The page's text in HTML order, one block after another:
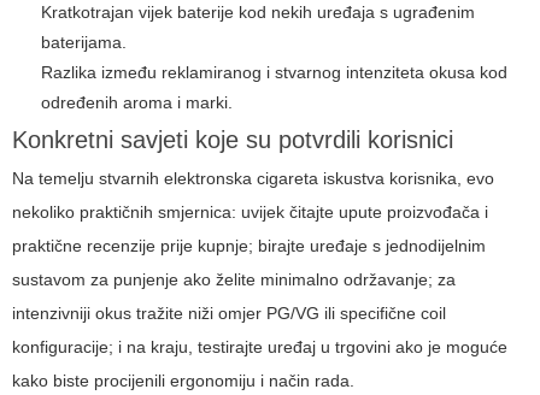
Kratkotrajan vijek baterije kod nekih uređaja s ugrađenim
baterijama.
Razlika između reklamiranog i stvarnog intenziteta okusa kod
određenih aroma i marki.
Konkretni savjeti koje su potvrdili korisnici
Na temelju stvarnih elektronska cigareta iskustva korisnika, evo
nekoliko praktičnih smjernica: uvijek čitajte upute proizvođača i
praktične recenzije prije kupnje; birajte uređaje s jednodijelnim
sustavom za punjenje ako želite minimalno održavanje; za
intenzivniji okus tražite niži omjer PG/VG ili specifične coil
konfiguracije; i na kraju, testirajte uređaj u trgovini ako je moguće
kako biste procijenili ergonomiju i način rada.